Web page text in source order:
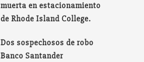
muerta en estacionamiento
de Rhode Island College.
Dos sospechosos de robo
Banco Santander